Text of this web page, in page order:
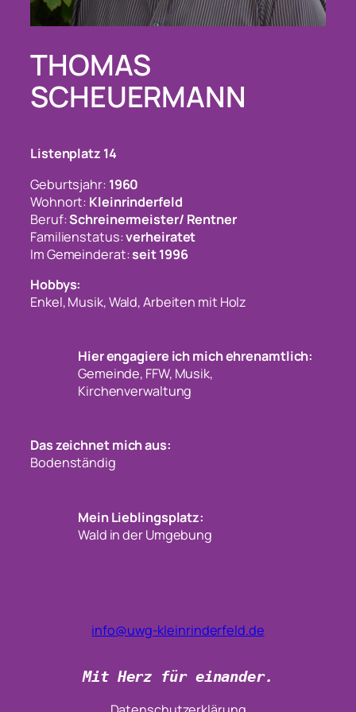
THOMAS
SCHEUERMANN
Listenplatz 14
Geburtsjahr: 1960
Wohnort: Kleinrinderfeld
Beruf:Schreinermeister/ Rentner
Familienstatus:verheiratet
Im Gemeinderat:seit1996
Hobbys:
Enkel, Musik, Wald, Arbeiten mit Holz
Hier engagiere ich mich ehrenamtlich:
Gemeinde, FFW, Musik,
Kirchenverwaltung
Das zeichnet mich aus:
Bodenständig
Mein Lieblingsplatz:
Wald in der Umgebung
info@uwg-kleinrinderfeld.de
Mit Herz für einander.